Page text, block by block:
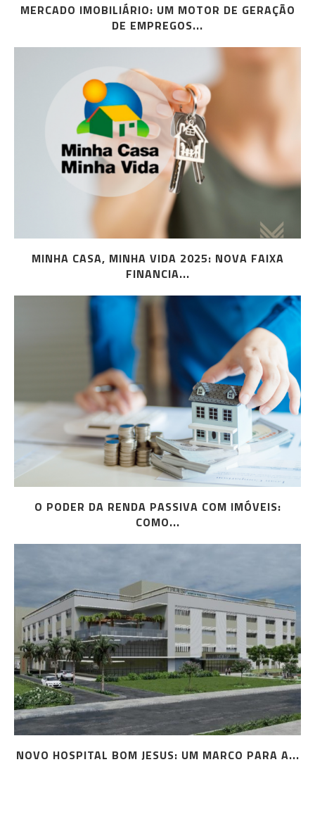
MERCADO IMOBILIÁRIO: UM MOTOR DE GERAÇÃO
DE EMPREGOS...
MINHA CASA, MINHA VIDA 2025: NOVA FAIXA
FINANCIA...
O PODER DA RENDA PASSIVA COM IMÓVEIS:
COMO...
NOVO HOSPITAL BOM JESUS: UM MARCO PARA A...